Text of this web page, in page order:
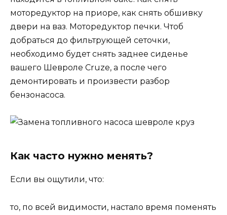
моторедуктор на приоре, как снять обшивку
двери на ваз. Моторедуктор печки. Чтоб
добраться до фильтрующей сеточки,
необходимо будет снять заднее сиденье
вашего Шевроле Cruze, а после чего
демонтировать и произвести разбор
бензонасоса.
Как часто нужно менять?
Если вы ощутили, что:
то, по всей видимости, настало время поменять